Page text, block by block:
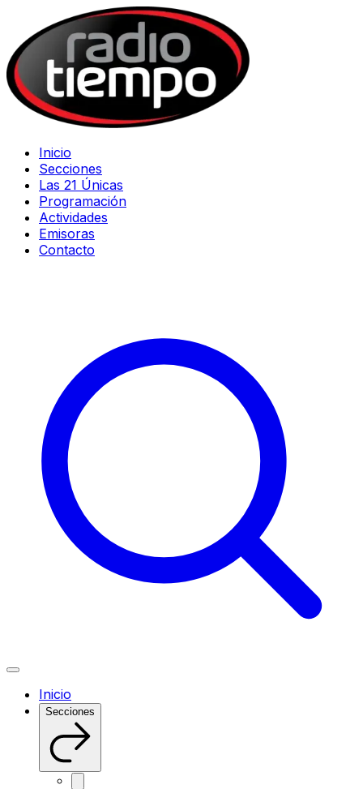
Inicio
Secciones
Las 21 Únicas
Programación
Actividades
Emisoras
Contacto
Inicio
Secciones